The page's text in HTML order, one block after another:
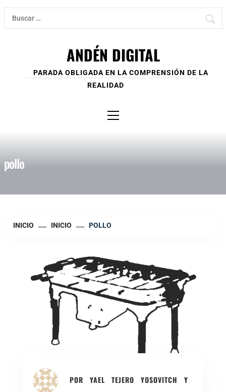
Ir
contenido
Buscar:
ANDÉN DIGITAL
PARADA OBLIGADA EN LA COMPRENSIÓN DE LA
REALIDAD
principal
pollo
INICIO INICIO POLLO
POR YAEL TEJERO YOSOVITCH Y